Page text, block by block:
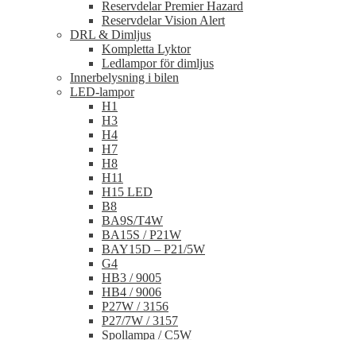
Reservdelar Premier Hazard
Reservdelar Vision Alert
DRL & Dimljus
Kompletta Lyktor
Ledlampor för dimljus
Innerbelysning i bilen
LED-lampor
H1
H3
H4
H7
H8
H11
H15 LED
B8
BA9S/T4W
BA15S / P21W
BAY15D – P21/5W
G4
HB3 / 9005
HB4 / 9006
P27W / 3156
P27/7W / 3157
Spollampa / C5W